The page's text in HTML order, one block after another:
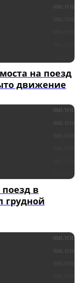
на поезд
движение
в
грудной